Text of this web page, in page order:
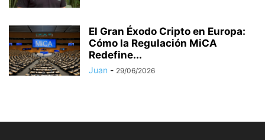
El Gran Éxodo Cripto en Europa:
Cómo la Regulación MiCA
Redefine...
Juan - 29/06/2026